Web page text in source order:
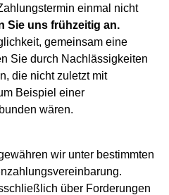
einmal nicht
Sie uns frühzeitig an.
gemeinsam eine
Sie durch Nachlässigkeiten
die nicht zuletzt mit
Beispiel einer
wären.
wir unter bestimmten
über Forderungen